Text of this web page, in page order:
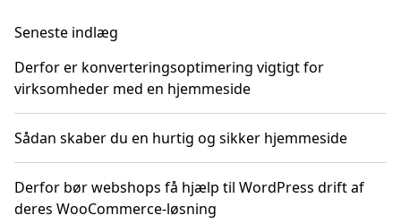
Seneste indlæg
Derfor er konverteringsoptimering vigtigt for
virksomheder med en hjemmeside
Sådan skaber du en hurtig og sikker hjemmeside
Derfor bør webshops få hjælp til WordPress drift af
deres WooCommerce-løsning